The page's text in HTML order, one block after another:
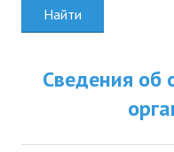
Найти
Сведения об